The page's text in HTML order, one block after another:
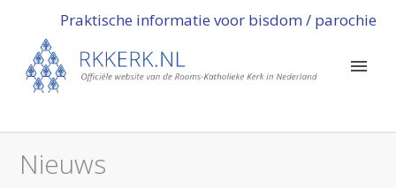
Praktische informatie voor bisdom / parochie
Nieuws